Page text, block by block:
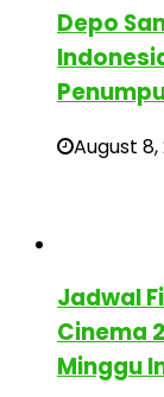
Depo
August 8,
Jadwal
Cinema
Minggu